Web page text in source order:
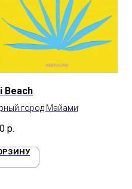
Beach
город Майами
р.